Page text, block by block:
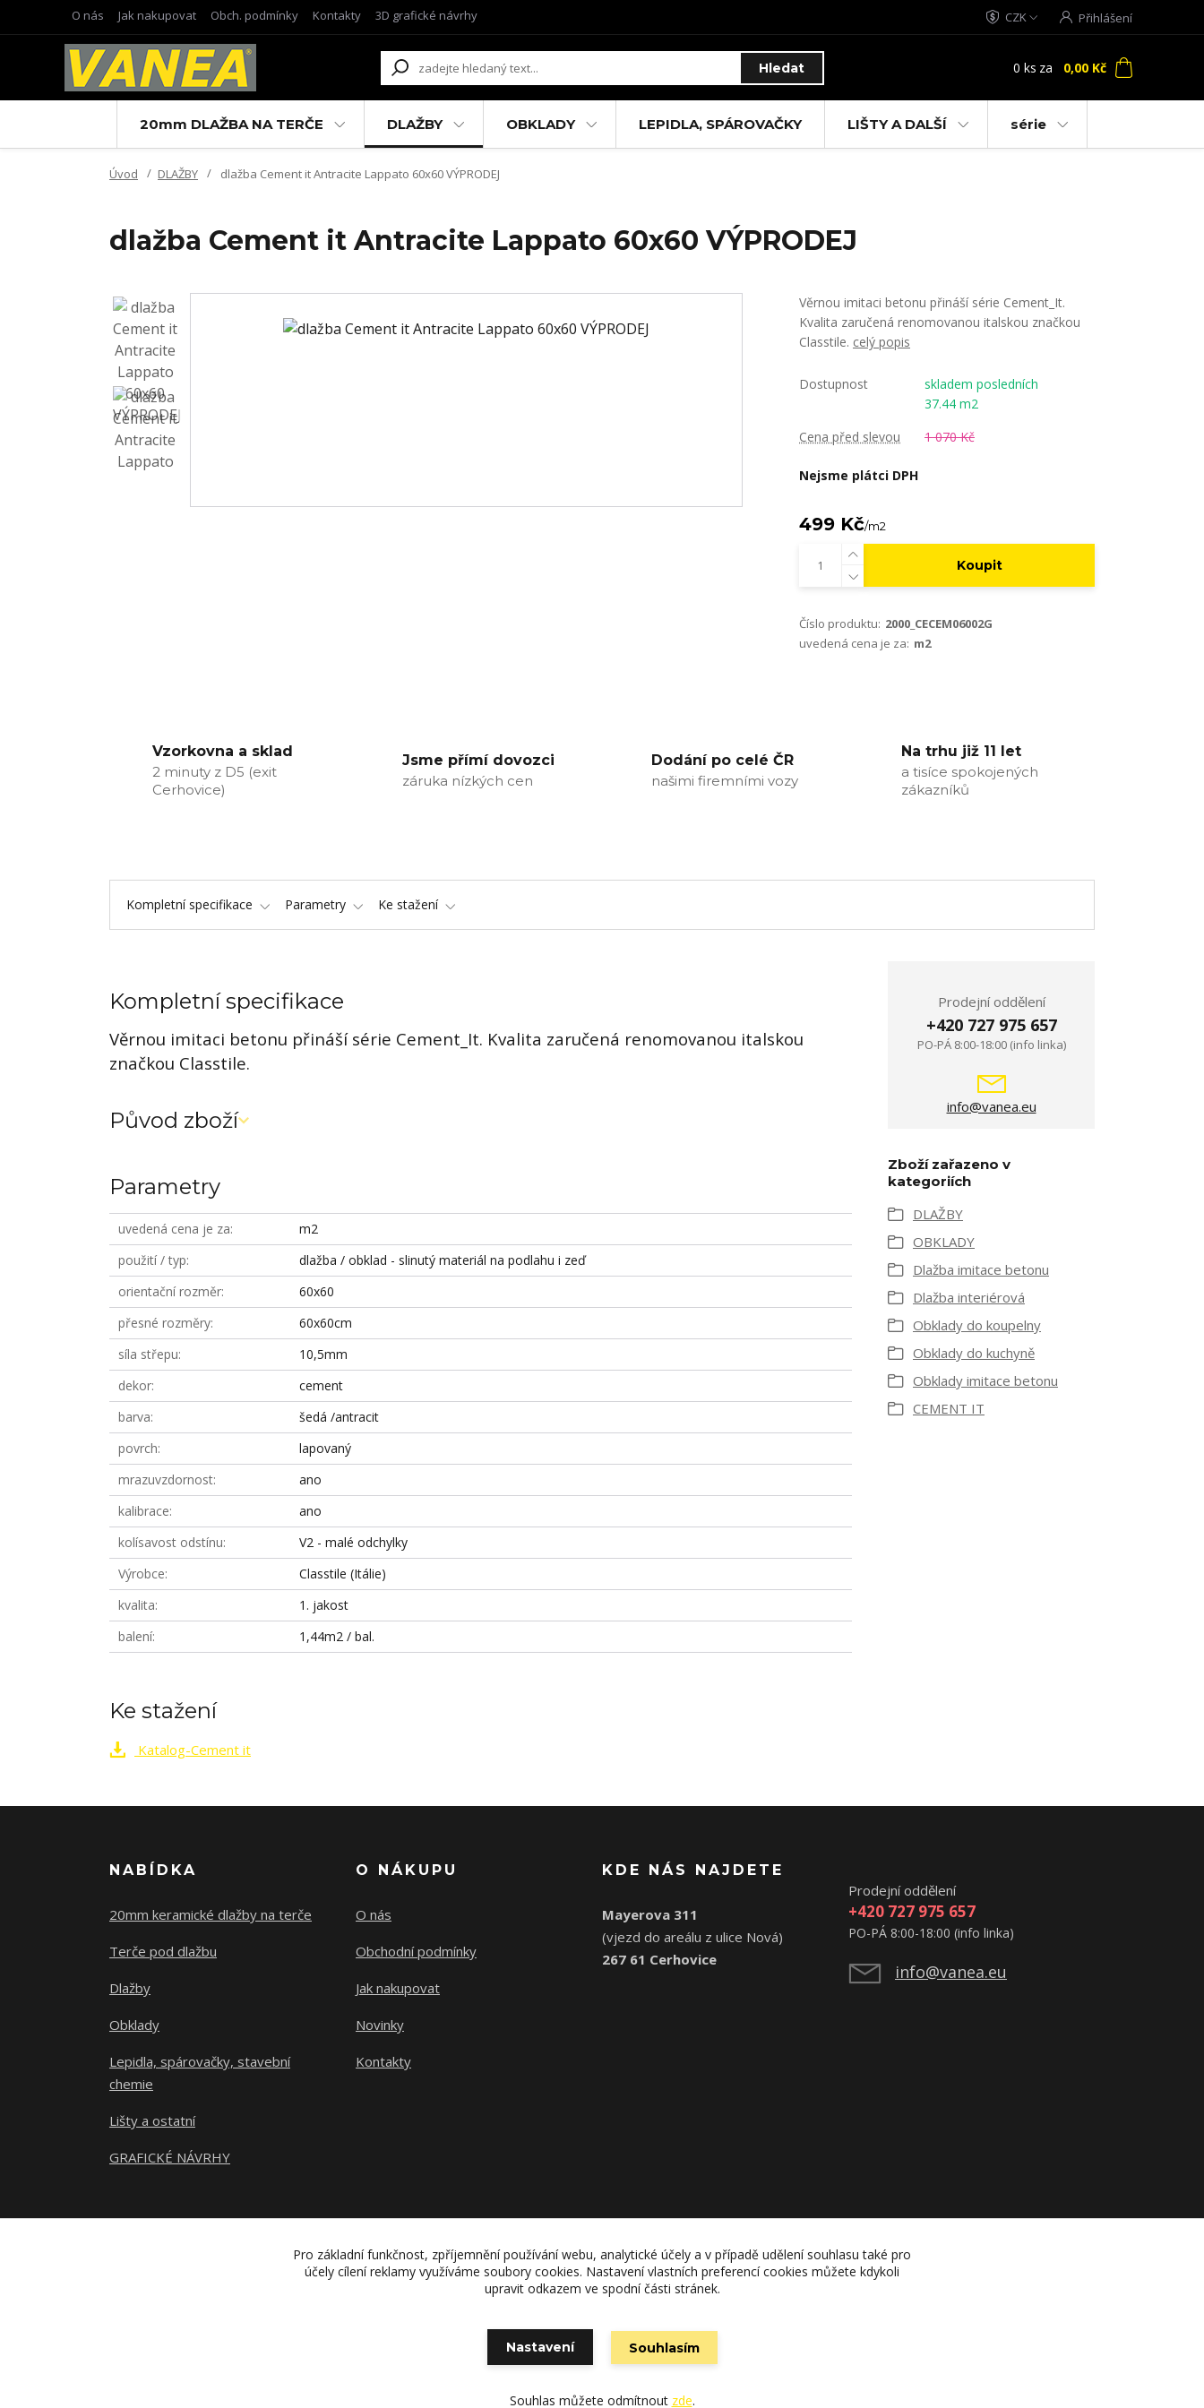
O nás Jak nakupovat Obch. podmínky Kontakty 3D grafické návrhy CZK Přihlášení
Hledat 0 ks za 0,00 Kč
20mm DLAŽBA NA TERČE DLAŽBY OBKLADY LEPIDLA, SPÁROVAČKY LIŠTY A DALŠÍ série
Úvod DLAŽBY dlažba Cement it Antracite Lappato 60x60 VÝPRODEJ
dlažba Cement it Antracite Lappato 60x60 VÝPRODEJ
Věrnou imitaci betonu přináší série Cement_It.
Kvalita zaručená renomovanou italskou značkou
Classtile. celý popis
Dostupnost
skladem posledních
37.44 m2
Cena před slevou
1 070 Kč
Nejsme plátci DPH
499 Kč/m2
Koupit
Číslo produktu: 2000_CECEM06002G
uvedená cena je za: m2
Vzorkovna a sklad
2 minuty z D5 (exit
Cerhovice)
Jsme přímí dovozci
záruka nízkých cen
Dodání po celé ČR
našimi firemními vozy
Na trhu již 11 let
a tisíce spokojených
zákazníků
Kompletní specifikace Parametry Ke stažení
Kompletní specifikace
Věrnou imitaci betonu přináší série Cement_It. Kvalita zaručená renomovanou italskou
značkou Classtile.
Původ zboží
Parametry
uvedená cena je za
m2
použití / typ
dlažba / obklad - slinutý materiál na podlahu i zeď
orientační rozměr
60x60
přesné rozměry
60x60cm
síla střepu
10,5mm
dekor
cement
barva
šedá /antracit
povrch
lapovaný
mrazuvzdornost
ano
kalibrace
ano
kolísavost odstínu
V2 - malé odchylky
Výrobce
Classtile (Itálie)
kvalita
1. jakost
balení
1,44m2 / bal.
Prodejní oddělení
+420 727 975 657
PO-PÁ 8:00-18:00 (info linka)
info@vanea.eu
Zboží zařazeno v
kategoriích
DLAŽBY
OBKLADY
Dlažba imitace betonu
Dlažba interiérová
Obklady do koupelny
Obklady do kuchyně
Obklady imitace betonu
CEMENT IT
Ke stažení
Katalog-Cement it
NABÍDKA
20mm keramické dlažby na terče
Terče pod dlažbu
Dlažby
Obklady
Lepidla, spárovačky, stavební
chemie
Lišty a ostatní
GRAFICKÉ NÁVRHY
O NÁKUPU
O nás
Obchodní podmínky
Jak nakupovat
Novinky
Kontakty
KDE NÁS NAJDETE
Mayerova 311
(vjezd do areálu z ulice Nová)
267 61 Cerhovice
Prodejní oddělení
+420 727 975 657
PO-PÁ 8:00-18:00 (info linka)
info@vanea.eu
Upravit sběr cookies.
Vytvořeno na
Pro základní funkčnost, zpříjemnění používání webu, analytické účely a v případě udělení souhlasu také pro
účely cílení reklamy využíváme soubory cookies. Nastavení vlastních preferencí cookies můžete kdykoli
upravit odkazem ve spodní části stránek.
Nastavení Souhlasím
Souhlas můžete odmítnout zde.